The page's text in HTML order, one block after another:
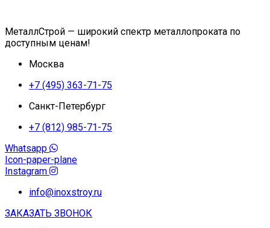
МеталлСтрой — широкий спектр металлопроката по
доступным ценам!
Москва
+7 (495) 363-71-75
Санкт-Петербург
+7 (812) 985-71-75
Whatsapp
Icon-paper-plane
Instagram
info@inoxstroy.ru
ЗАКАЗАТЬ ЗВОНОК